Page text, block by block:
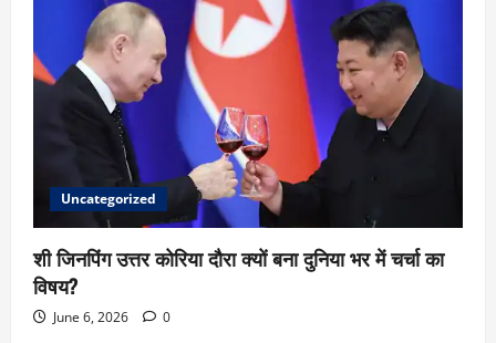
Uncategorized
शी जिनपिंग उत्तर कोरिया दौरा क्यों बना दुनिया भर में चर्चा का
विषय?
June 6, 2026 0